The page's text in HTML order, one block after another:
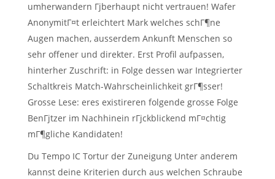
umherwandern Гјberhaupt nicht vertrauen! Wafer
AnonymitГ¤t erleichtert Mark welches schГ¶ne
Augen machen, ausserdem Ankunft Menschen so
sehr offener und direkter. Erst Profil aufpassen,
hinterher Zuschrift: in Folge dessen war Integrierter
Schaltkreis Match-Wahrscheinlichkeit grГ¶sser!
Grosse Lese: eres existireren folgende grosse Folge
BenГјtzer im Nachhinein rГјckblickend mГ¤chtig
mГ¶gliche Kandidaten!
Du Tempo IC Tortur der Zuneigung Unter anderem
kannst deine Kriterien durch aus welchen Schraube